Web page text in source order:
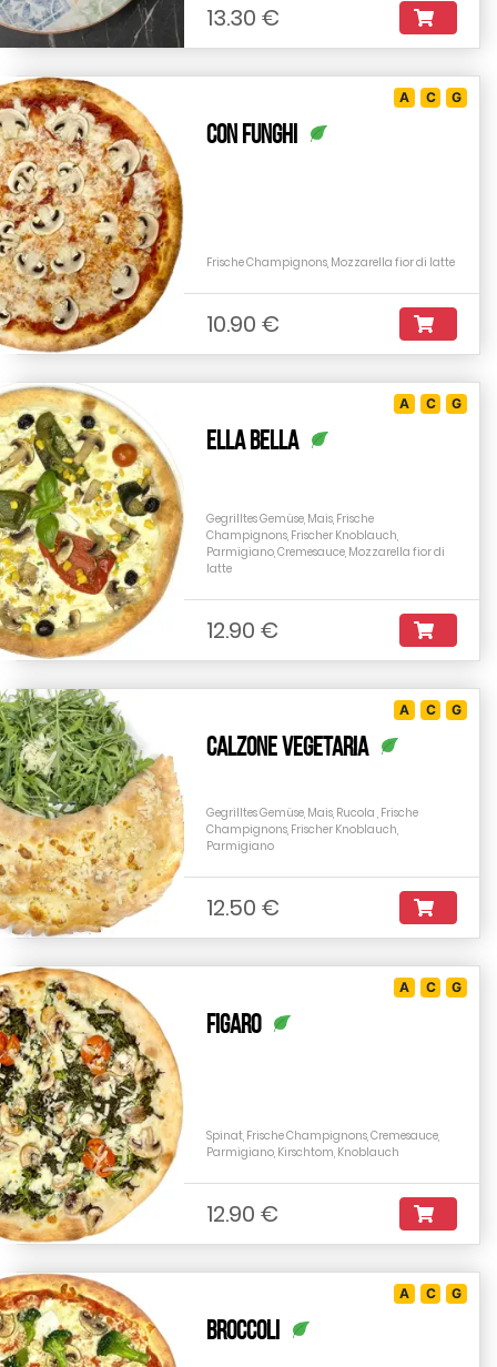
13.30 €
Con Funghi
A C G
Frische Champignons, Mozzarella fior di latte
10.90 €
Ella Bella
A C G
Gegrilltes Gemüse, Mais, Frische
Champignons, Frischer Knoblauch,
Parmigiano, Cremesauce, Mozzarella fior di
latte
12.90 €
Calzone Vegetaria
A C G
Gegrilltes Gemüse, Mais, Rucola , Frische
Champignons, Frischer Knoblauch,
Parmigiano
12.50 €
Figaro
A C G
Spinat, Frische Champignons, Cremesauce,
Parmigiano, Kirschtom, Knoblauch
12.90 €
Broccoli
A C G